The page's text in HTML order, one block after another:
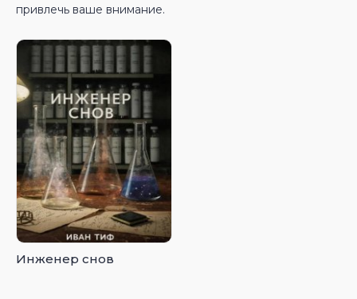
привлечь ваше внимание.
Инженер снов